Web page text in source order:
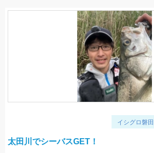
イシグロ磐
太田川でシーバスGET！